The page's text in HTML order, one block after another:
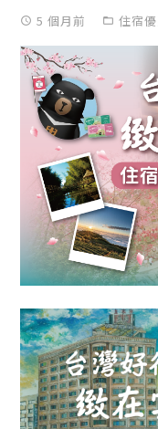
access_time 5 個月前 folder_open 住宿